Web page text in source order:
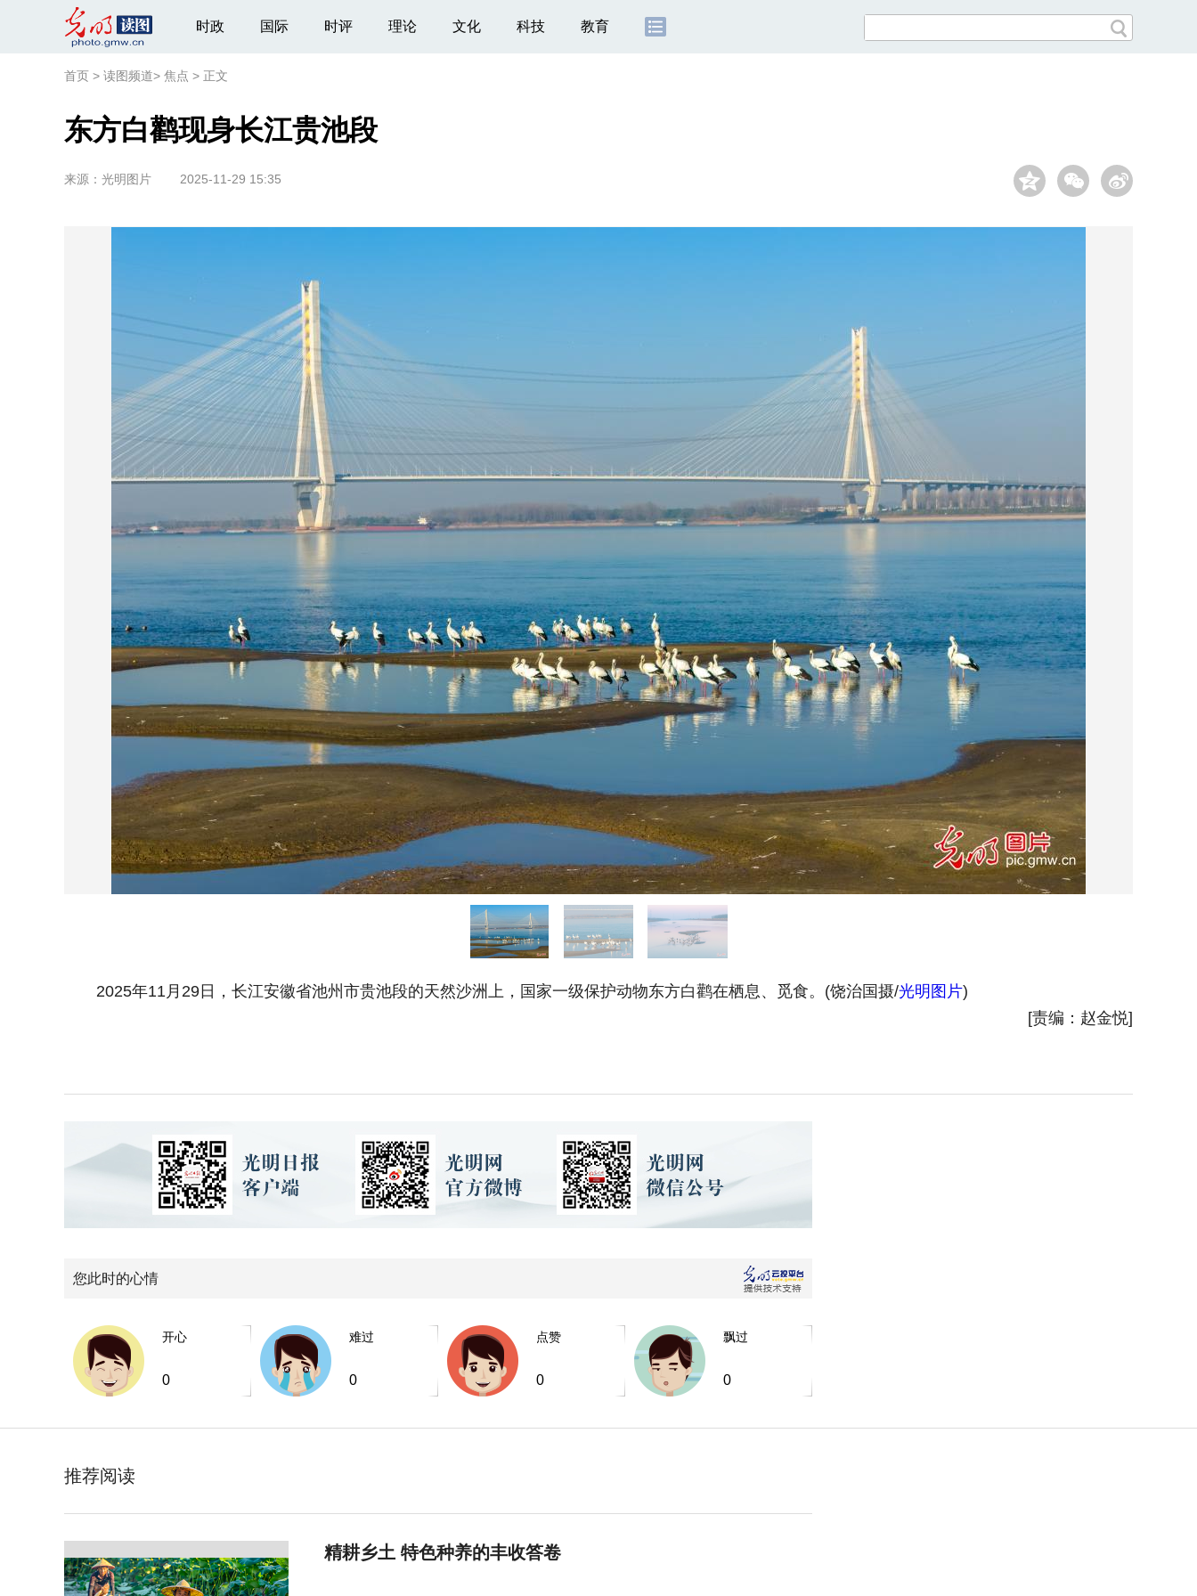
时政 国际 时评 理论 文化 科技 教育
首页 > 读图频道> 焦点 > 正文
东方白鹳现身长江贵池段
来源： 光明图片 2025-11-29 15:35
2025年11月29日，长江安徽省池州市贵池段的天然沙洲上，国家一级保护动物东方白鹳在栖息、觅食。(饶治国摄/光明图片)
[责编：赵金悦]
您此时的心情
开心
0
难过
0
点赞
0
飘过
0
推荐阅读
精耕乡土 特色种养的丰收答卷